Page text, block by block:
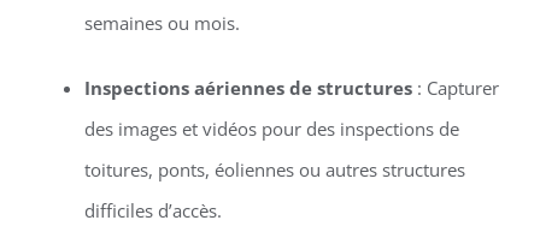
semaines ou mois.
Inspections aériennes de structures: Capturer
des images et vidéos pour des inspections de
toitures, ponts, éoliennes ou autres structures
difficiles d’accès.